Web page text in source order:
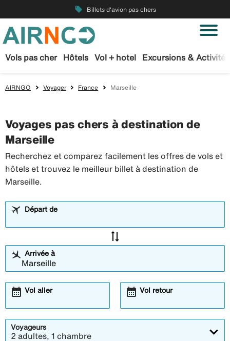
local_offer Billets d'avion pas chers
Vols pas cher Hôtels Vol + hotel Excursions & Activités
AIRNGO Voyager France Marseille
Voyages pas chers à destination de
Marseille
Recherchez et comparez facilement les offres de vols et
hôtels et trouvez le meilleur billet à destination de
Marseille.
Départ de
sync_alt
Arrivée à
Vol aller
calendar_month Vol retour
calendar_month
Voyageurs
2 adultes, 1 chambre